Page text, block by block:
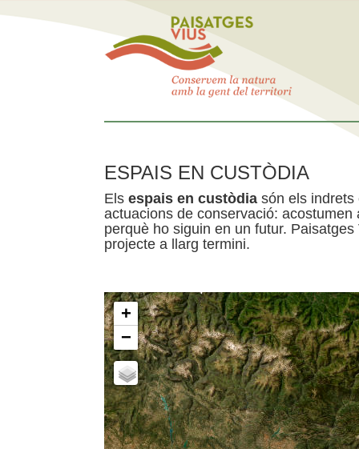
ESPAIS EN CUSTÒDIA
Els espais en custòdia són els indrets
actuacions de conservació:
perquè ho siguin en un futur.
projecte a llarg termini.
+
−